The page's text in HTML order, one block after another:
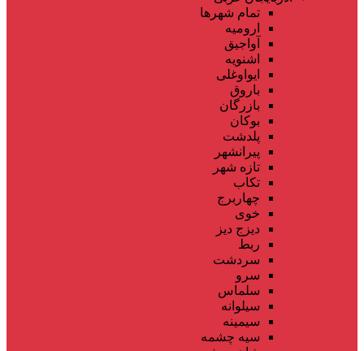
تمام شهر‌ها
ارومیه
آواجیق
اشنویه
ایواوغلی
باروق
بازرگان
بوکان
پلدشت
پیرانشهر
تازه شهر
تکاب
چهاربرج
خوی
دیزج دیز
ربط
سردشت
سرو
سلماس
سیلوانه
سیمینه
سیه چشمه